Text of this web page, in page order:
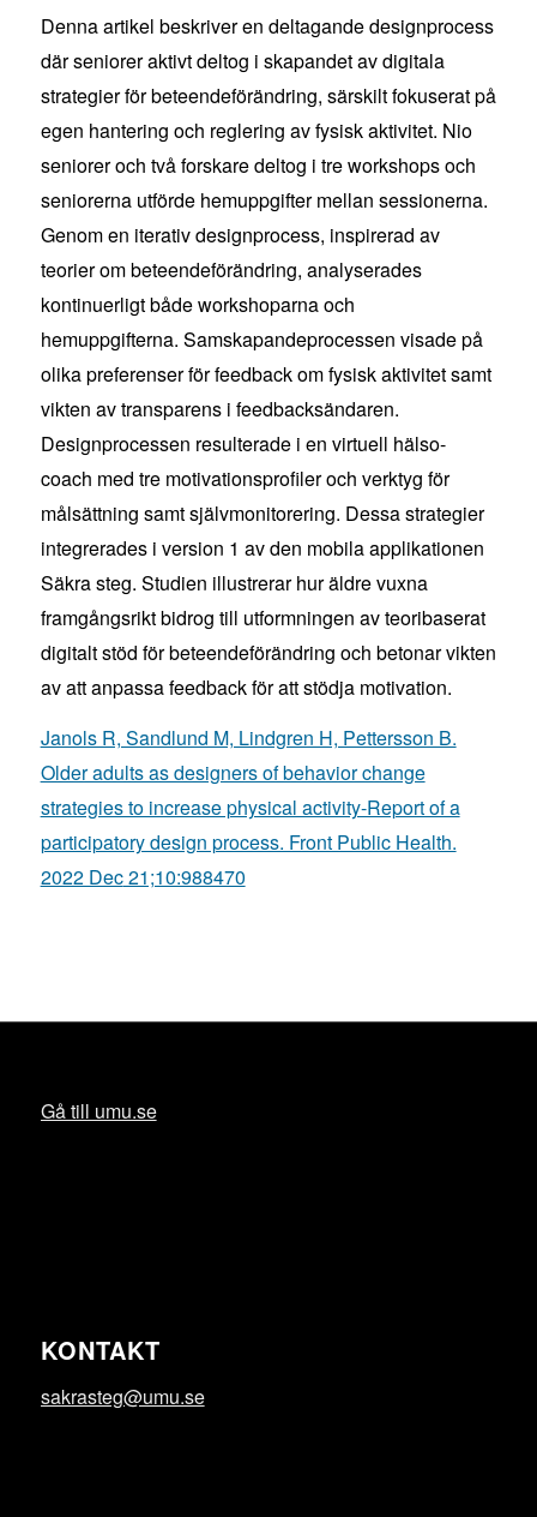
Denna artikel beskriver en deltagande designprocess
där seniorer aktivt deltog i skapandet av digitala
strategier för beteendeförändring, särskilt fokuserat på
egen hantering och reglering av fysisk aktivitet. Nio
seniorer och två forskare deltog i tre workshops och
seniorerna utförde hemuppgifter mellan sessionerna.
Genom en iterativ designprocess, inspirerad av
teorier om beteendeförändring, analyserades
kontinuerligt både workshoparna och
hemuppgifterna. Samskapandeprocessen visade på
olika preferenser för feedback om fysisk aktivitet samt
vikten av transparens i feedbacksändaren.
Designprocessen resulterade i en virtuell hälso-
coach med tre motivationsprofiler och verktyg för
målsättning samt självmonitorering. Dessa strategier
integrerades i version 1 av den mobila applikationen
Säkra steg. Studien illustrerar hur äldre vuxna
framgångsrikt bidrog till utformningen av teoribaserat
digitalt stöd för beteendeförändring och betonar vikten
av att anpassa feedback för att stödja motivation.
Janols R, Sandlund M, Lindgren H, Pettersson B.
Older adults as designers of behavior change
strategies to increase physical activity-Report of a
participatory design process. Front Public Health.
2022 Dec21;10:988470
Gå till umu.se
KONTAKT
sakrasteg@umu.se